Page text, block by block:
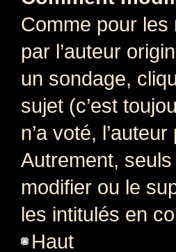
Comme pour
par l’auteur
un sondage,
sujet (c’est
n’a voté,
Autrement,
modifier ou le
les intitulés en
Haut